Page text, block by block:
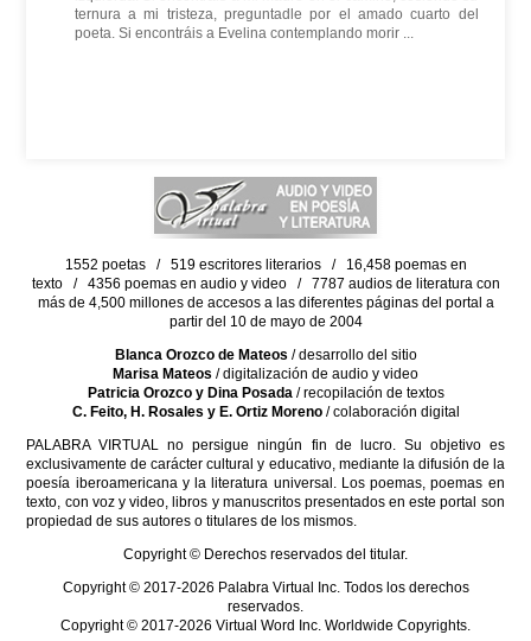
ternura a mi tristeza, preguntadle por el amado cuarto del
poeta. Si encontráis a Evelina contemplando morir ...
1552 poetas / 519 escritores literarios / 16,458 poemas en
texto / 4356 poemas en audio y video / 7787 audios de literatura con
más de 4,500 millones de accesos a las diferentes páginas del portal a
partir del 10 de mayo de 2004
Blanca Orozco de Mateos / desarrollo del sitio
Marisa Mateos / digitalización de audio y video
Patricia Orozco y Dina Posada/ recopilación de textos
C. Feito, H. Rosales y E. Ortiz Moreno/ colaboración digital
PALABRA VIRTUAL no persigue ningún fin de lucro. Su objetivo es
exclusivamente de carácter cultural y educativo, mediante la difusión de la
poesía iberoamericana y la literatura universal. Los poemas, poemas en
texto, con voz y video, libros y manuscritos presentados en este portal son
propiedad de sus autores o titulares de los mismos.
Copyright © Derechos reservados del titular.
Copyright © 2017-2026 Palabra Virtual Inc. Todos los derechos
reservados.
Copyright © 2017-2026 Virtual Word Inc. Worldwide Copyrights.